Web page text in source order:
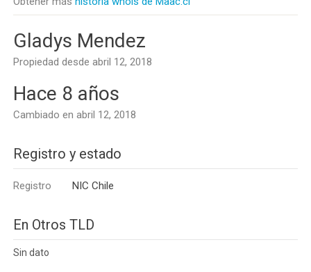
Gladys Mendez
Propiedad desde abril 12, 2018
Hace 8 años
Cambiado en abril 12, 2018
Registro y estado
Registro NIC Chile
En Otros TLD
Sin dato